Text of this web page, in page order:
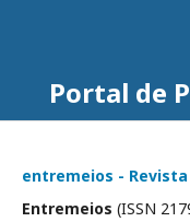
Portal de
entremeios -
Entremeios (ISSN